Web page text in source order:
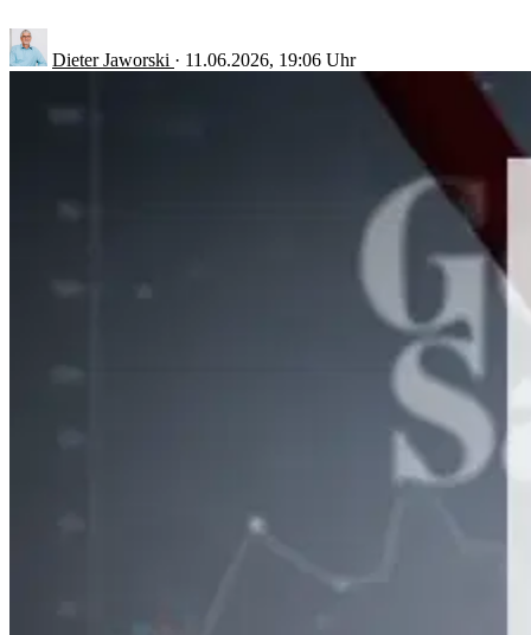
Dieter Jaworski · 11.06.2026, 19:06 Uhr